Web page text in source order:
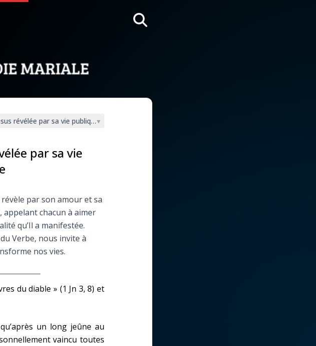
Infos légales
révélée par sa vie publique▾
par sa vie
par son amour et sa
appelant chacun à aimer
qu’Il a manifestée.
Verbe, nous invite à
nos vies.
du diable » (1 Jn 3, 8) et
un long jeûne au
vaincu toutes